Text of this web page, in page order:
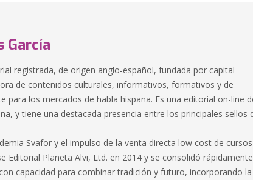
García
registrada, de origen anglo-español, fundada por capital
de contenidos culturales, informativos, formativos y de
para los mercados de habla hispana. Es una editorial on-line
y tiene una destacada presencia entre los principales sellos
Svafor y el impulso de la venta directa low cost de
Editorial Planeta Alvi, Ltd. en 2014 y se consolidó rápidamente
capacidad para combinar tradición y futuro, incorporando la